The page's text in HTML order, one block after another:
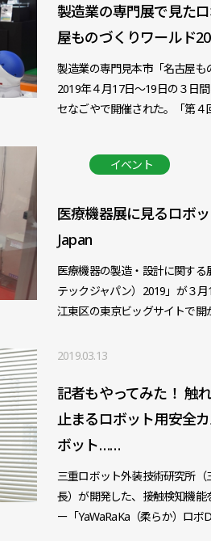
製造業の専門展で見た
屋ものづくりワールド
製造業の専門見本市「名古屋
2019年４月17日～19日の３日
セなごやで開催された。「第
イベント
医療機器展に見るロボ
Japan
医療機器の製造・設計に関する
テックジャパン）2019」が３
江東区の東京ビッグサイトで
2019.03.13
記者もやってみた！ 触
止まるロボット用安全
ボット……
三重ロボット外装技術研究所
長）が開発した、接触検知機
ー「YaWaRaKa（柔らか）ロ